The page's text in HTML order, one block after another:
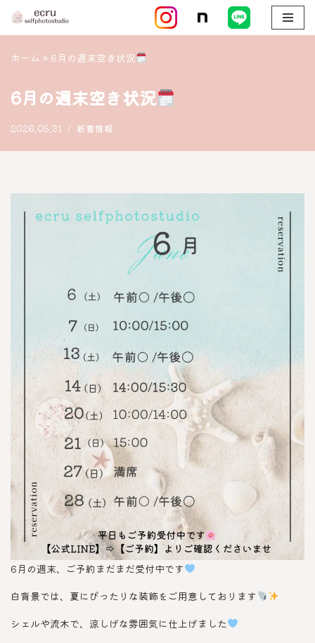
コ
ン
ン
ツ
へ
プ
ホーム » 6月の週末空き状況
6月の週末空き状況
2026.05.31 新着情報
6月の週末、ご予約まだまだ受付中です
白背景では、夏にぴったりな装飾をご用意しております
シェルや流木で、涼しげな雰囲気に仕上げました